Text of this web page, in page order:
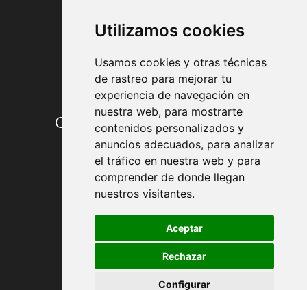
Utilizamos cookies
Usamos cookies y otras técnicas
de rastreo para mejorar tu
experiencia de navegación en
nuestra web, para mostrarte
contenidos personalizados y
anuncios adecuados, para analizar
el tráfico en nuestra web y para
comprender de donde llegan
nuestros visitantes.
Aceptar
Rechazar
Configurar
Condiciones de contratación
Envío y entrega
Devoluciones
Formas de pago
Política de Privacidad